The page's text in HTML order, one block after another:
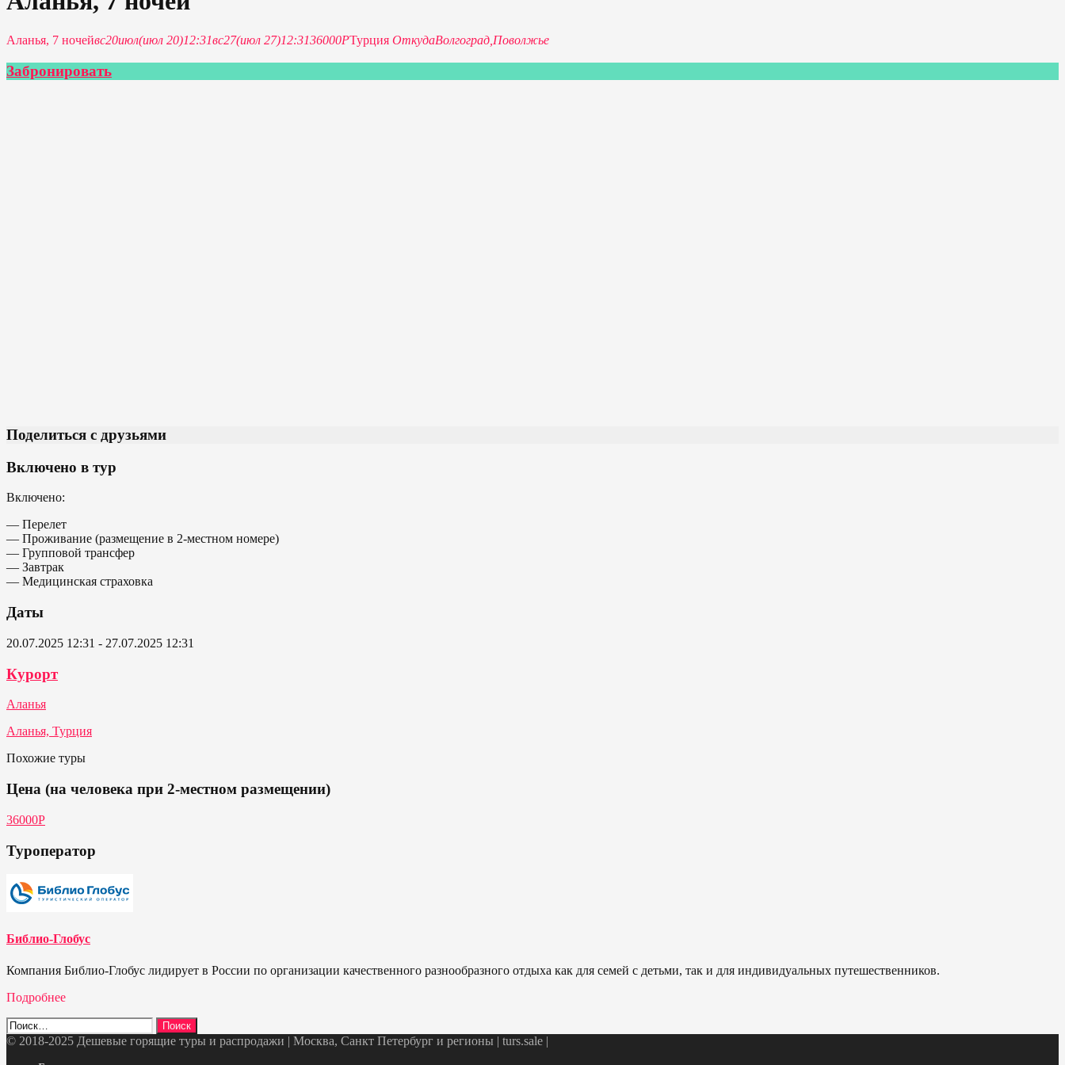
Аланья, 7 ночейвс20июл(июл 20)12:31вс27(июл 27)12:3136000PТурция ОткудаВолгоград, Поволжье
Забронировать
Поделиться с друзьями
Включено в тур
Включено:
— Перелет
— Проживание (размещение в 2-местном номере)
— Групповой трансфер
— Завтрак
— Медицинская страховка
Даты
20.07.2025 12:31 - 27.07.2025 12:31
Курорт
Аланья
Аланья, Турция
Похожие туры
Цена (на человека при 2-местном размещении)
36000P
Туроператор
Библио-Глобус
Компания Библио-Глобус лидирует в России по организации качественного разнообразного отдыха как для семей с детьми, так и для индивидуальных путешественников.
Подробнее
Найти:
© 2018-2025 Дешевые горящие туры и распродажи | Москва, Санкт Петербург и регионы | turs.sale |